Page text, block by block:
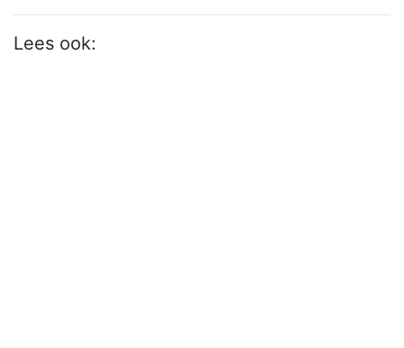
Lees ook: